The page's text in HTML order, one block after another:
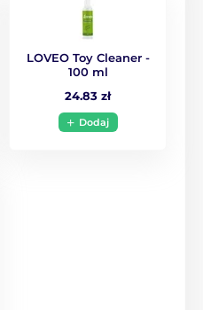
LOVEO Toy Cleaner -
100 ml
24.83 zł
Dodaj